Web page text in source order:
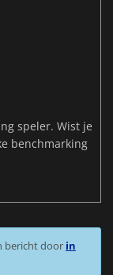
speler. Wist je
benchmarking
bericht door in